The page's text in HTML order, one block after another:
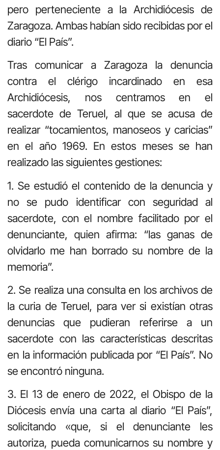
pero perteneciente a la Archidiócesis de
Zaragoza. Ambas habían sido recibidas por el
diario “El País”.
Tras comunicar a Zaragoza la denuncia
contra el clérigo incardinado en esa
Archidiócesis, nos centramos en el
sacerdote de Teruel, al que se acusa de
realizar “tocamientos, manoseos y caricias”
en el año 1969. En estos meses se han
realizado las siguientes gestiones:
1. Se estudió el contenido de la denuncia y
no se pudo identificar con seguridad al
sacerdote, con el nombre facilitado por el
denunciante, quien afirma: “las ganas de
olvidarlo me han borrado su nombre de la
memoria”.
2. Se realiza una consulta en los archivos de
la curia de Teruel, para ver si existían otras
denuncias que pudieran referirse a un
sacerdote con las características descritas
en la información publicada por “El País”. No
se encontró ninguna.
3. El 13 de enero de 2022, el Obispo de la
Diócesis envía una carta al diario “El País”,
solicitando «que, si el denunciante les
autoriza, pueda comunicarnos su nombre y